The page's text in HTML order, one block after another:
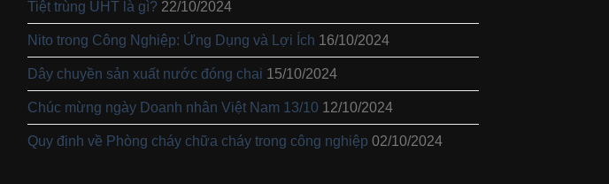
Tiệt trùng UHT là gì? 22/10/2024
Nito trong Công Nghiệp: Ứng Dụng và Lợi Ích 16/10/2024
Dây chuyền sản xuất nước đóng chai 15/10/2024
Chúc mừng ngày Doanh nhân Việt Nam 13/10 12/10/2024
Quy định về Phòng cháy chữa cháy trong công nghiệp 02/10/2024